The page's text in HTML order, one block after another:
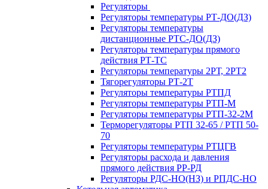
Регуляторы
Регуляторы температуры РТ-ДО(ДЗ)
Регуляторы температуры
дистанционные РТС-ДО(ДЗ)
Регуляторы температуры прямого
действия РТ-ТС
Регуляторы температуры 2РТ, 2РT2
Тягорегуляторы РТ-2Т
Регуляторы температуры РТПД
Регуляторы температуры РТП-M
Регуляторы температуры РТП-32-2М
Терморегуляторы РТП 32-65 / РТП 50-
70
Регуляторы температуры РТЦГВ
Регуляторы расхода и давления
прямого действия РР-РД
Регуляторы РДС-НО(НЗ) и РПДС-НО